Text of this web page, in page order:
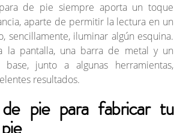
de pie siempre aporta un toque
aparte de permitir la lectura en un
sencillamente, iluminar algún esquina.
la pantalla, una barra de metal y un
junto a algunas herramientas,
resultados.
pie para fabricar tu